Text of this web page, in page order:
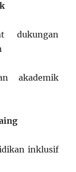
dukungan
akademik
inklusif